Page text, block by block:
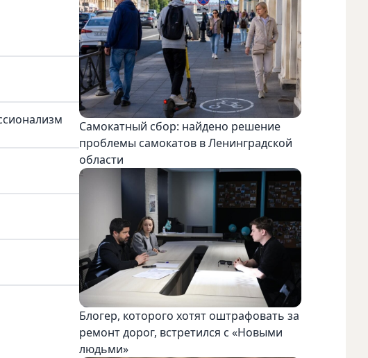
Самокатный сбор: найдено решение
проблемы самокатов в Ленинградской
области
Блогер, которого хотят оштрафовать за
ремонт дорог, встретился с «Новыми
людьми»